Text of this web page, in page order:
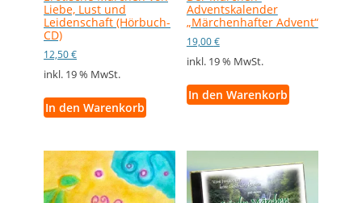
Liebe, Lust und
Leidenschaft (Hörbuch-
CD)
12,50€
inkl. 19 % MwSt.
In den Warenkorb
Adventskalender
„Märchenhafter Advent“
19,00€
inkl. 19 % MwSt.
In den Warenkorb